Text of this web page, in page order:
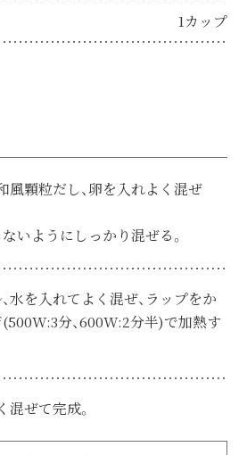
1カップ
風顆粒だし、卵を入れよく混ぜ
いようにしっかり混ぜる。
水を入れてよく混ぜ、ラップをか
分、600W:2分半)で加熱す
混ぜて完成。